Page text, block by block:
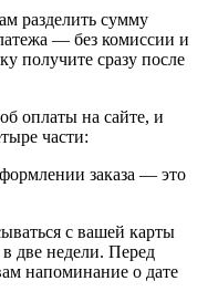
разделить сумму
— без комиссии и
получите сразу после
оплаты на сайте, и
части:
заказа — это
с вашей карты
две недели. Перед
напоминание о дате